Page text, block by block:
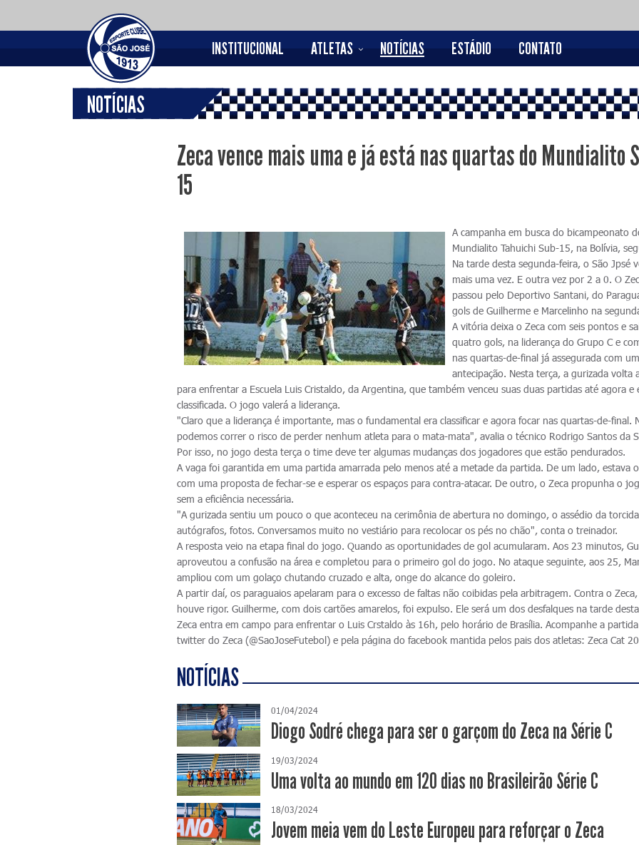
INSTITUCIONAL ATLETAS NOTÍCIAS ESTÁDIO CONTATO
NOTÍCIAS
Zeca vence mais uma e já está nas quartas do Mundialito
15
A campanha em busca do bicampeonato
Mundialito Tahuichi Sub-15, na Bolívia,
Na tarde desta segunda-feira, o São Jpsé
mais uma vez. E outra vez por 2 a 0. O
passou pelo Deportivo Santani, do
gols de Guilherme e Marcelinho na
A vitória deixa o Zeca com seis pontos e
quatro gols, na liderança do Grupo C e
nas quartas-de-final já assegurada com
antecipação. Nesta terça, a gurizada volta
para enfrentar a Escuela Luis Cristaldo, da Argentina, que também venceu suas duas partidas até agora e
classificada. O jogo valerá a liderança.
"Claro que a liderança é importante, mas o fundamental era classificar e agora focar nas quartas-de-final.
podemos correr o risco de perder nenhum atleta para o mata-mata", avalia o técnico Rodrigo Santos da
Por isso, no jogo desta terça o time deve ter algumas mudanças dos jogadores que estão pendurados.
A vaga foi garantida em uma partida amarrada pelo menos até a metade da partida. De um lado, estava
com uma proposta de fechar-se e esperar os espaços para contra-atacar. De outro, o Zeca propunha o
sem a eficiência necessária.
"A gurizada sentiu um pouco o que aconteceu na cerimônia de abertura no domingo, o assédio da
autógrafos, fotos. Conversamos muito no vestiário para recolocar os pés no chão", conta o treinador.
A resposta veio na etapa final do jogo. Quando as oportunidades de gol acumularam. Aos 23 minutos,
aproveutou a confusão na área e completou para o primeiro gol do jogo. No ataque seguinte, aos 25,
ampliou com um golaço chutando cruzado e alta, onge do alcance do goleiro.
A partir daí, os paraguaios apelaram para o excesso de faltas não coibidas pela arbitragem. Contra o
houve rigor. Guilherme, com dois cartões amarelos, foi expulso. Ele será um dos desfalques na tarde
Zeca entra em campo para enfrentar o Luis Crstaldo às 16h, pelo horário de Brasília. Acompanhe a
twitter do Zeca (@SaoJoseFutebol) e pela página do facebook mantida pelos pais dos atletas: Zeca Cat
NOTÍCIAS
01/04/2024
Diogo Sodré chega para ser o garçom do Zeca na Série C
19/03/2024
Uma volta ao mundo em 120 dias no Brasileirão Série C
18/03/2024
Jovem meia vem do Leste Europeu para reforçar o Zeca